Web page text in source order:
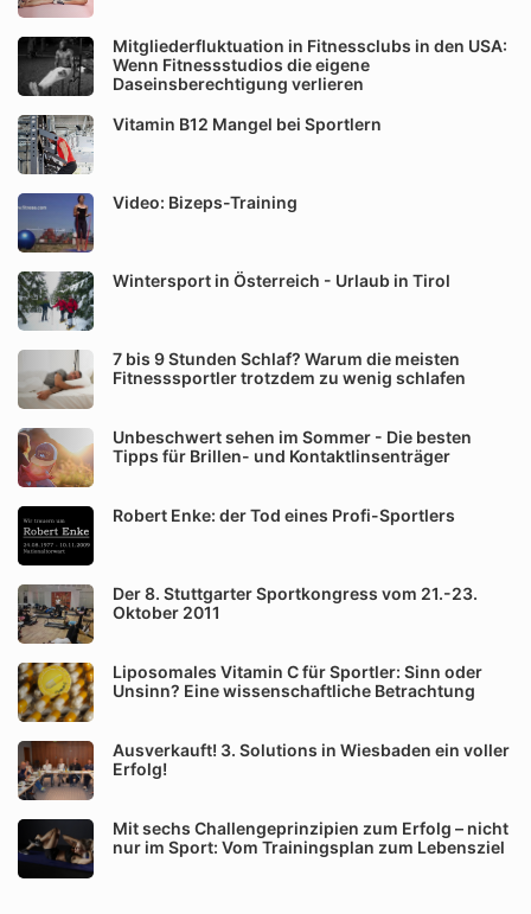
Mitgliederfluktuation in Fitnessclubs in den USA:
Wenn Fitnessstudios die eigene
Daseinsberechtigung verlieren
Vitamin B12 Mangel bei Sportlern
Video: Bizeps-Training
Wintersport in Österreich - Urlaub in Tirol
7 bis 9 Stunden Schlaf? Warum die meisten
Fitnesssportler trotzdem zu wenig schlafen
Unbeschwert sehen im Sommer - Die besten
Tipps für Brillen- und Kontaktlinsenträger
Robert Enke: der Tod eines Profi-Sportlers
Der 8. Stuttgarter Sportkongress vom 21.-23.
Oktober 2011
Liposomales Vitamin C für Sportler: Sinn oder
Unsinn? Eine wissenschaftliche Betrachtung
Ausverkauft! 3. Solutions in Wiesbaden ein voller
Erfolg!
Mit sechs Challengeprinzipien zum Erfolg – nicht
nur im Sport: Vom Trainingsplan zum Lebensziel